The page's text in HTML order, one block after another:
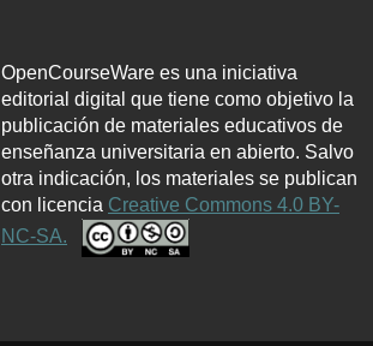
OpenCourseWare es una iniciativa
editorial digital que tiene como objetivo la
publicación de materiales educativos de
enseñanza universitaria en abierto. Salvo
otra indicación, los materiales se publican
con licencia Creative Commons 4.0 BY-
NC-SA.